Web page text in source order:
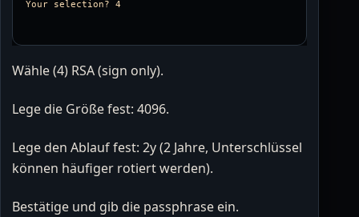
Wähle (4) RSA (sign only).
Lege die Größe fest: 4096.
Lege den Ablauf fest: 2y (2 Jahre, Unterschlüssel
können häufiger rotiert werden).
Bestätige und gib die passphrase ein.